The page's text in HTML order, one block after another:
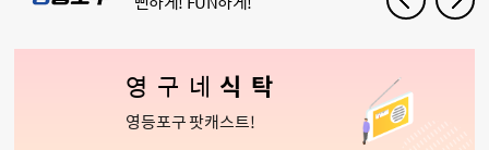
영구네 식탁
영등포구 팟캐스트!